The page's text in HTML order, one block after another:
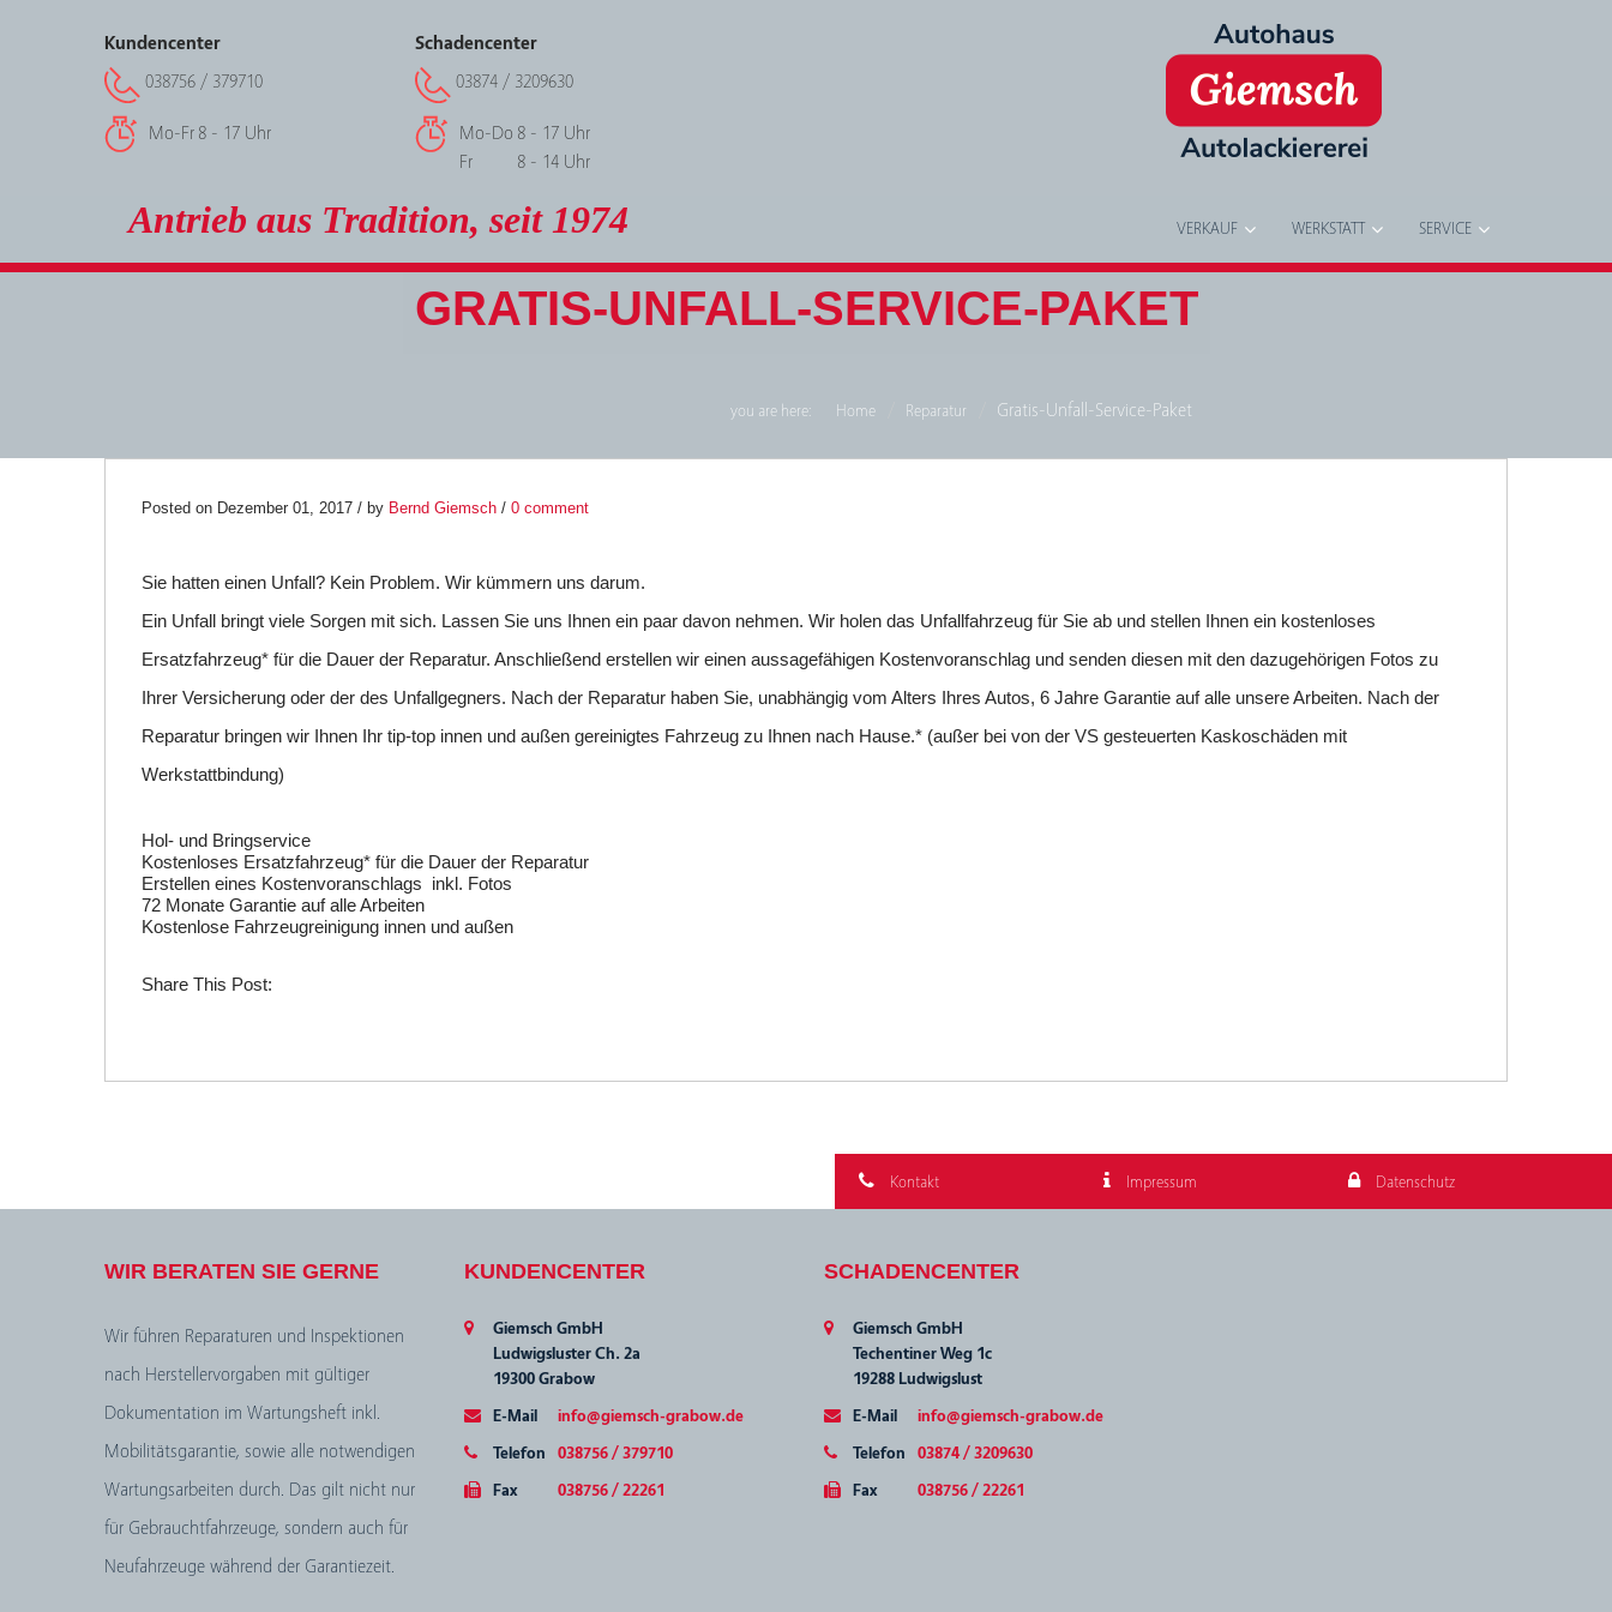
Kundencenter
038756 / 379710
Mo-Fr 8 - 17 Uhr
Schadencenter
03874 / 3209630
Mo-Do 8 - 17 Uhr
Fr
8 - 14 Uhr
Antrieb aus Tradition, seit 1974 VERKAUF WERKSTATT SERVICE
GRATIS-UNFALL-SERVICE-PAKET
you are here: Home Reparatur Gratis-Unfall-Service-Paket
01
0
Posted on Dezember 01, 2017 / by Bernd Giemsch / 0 comment
Sie hatten einen Unfall? Kein Problem. Wir kümmern uns darum.
Ein Unfall bringt viele Sorgen mit sich. Lassen Sie uns Ihnen ein paar davon nehmen. Wir holen das Unfallfahrzeug für Sie ab und stellen Ihnen ein kostenloses
Ersatzfahrzeug* für die Dauer der Reparatur. Anschließend erstellen wir einen aussagefähigen Kostenvoranschlag und senden diesen mit den dazugehörigen Fotos zu
Ihrer Versicherung oder der des Unfallgegners. Nach der Reparatur haben Sie, unabhängig vom Alters Ihres Autos, 6 Jahre Garantie auf alle unsere Arbeiten. Nach der
Reparatur bringen wir Ihnen Ihr tip-top innen und außen gereinigtes Fahrzeug zu Ihnen nach Hause.* (außer bei von der VS gesteuerten Kaskoschäden mit
Werkstattbindung)
Hol- und Bringservice
Kostenloses Ersatzfahrzeug* für die Dauer der Reparatur
Erstellen eines Kostenvoranschlags inkl. Fotos
72 Monate Garantie auf alle Arbeiten
Kostenlose Fahrzeugreinigung innen und außen
Share This Post:
Kontakt Impressum Datenschutz
WIR BERATEN SIE GERNE
Wir führen Reparaturen und Inspektionen
nach Herstellervorgaben mit gültiger
Dokumentation im Wartungsheft inkl.
Mobilitätsgarantie, sowie alle notwendigen
Wartungsarbeiten durch. Das gilt nicht nur
für Gebrauchtfahrzeuge, sondern auch für
Neufahrzeuge während der Garantiezeit.
KUNDENCENTER
Giemsch GmbH
Ludwigsluster Ch. 2a
19300 Grabow
E-Mail
info@giemsch-grabow.de
Telefon
038756 / 379710
Fax
038756 / 22261
SCHADENCENTER
Giemsch GmbH
Techentiner Weg 1c
19288 Ludwigslust
E-Mail
info@giemsch-grabow.de
Telefon
03874 / 3209630
Fax
038756 / 22261